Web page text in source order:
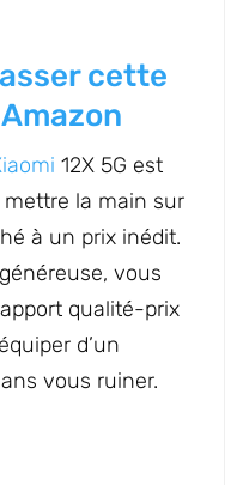
cette
12X 5G est
la main sur
à un prix inédit.
vous
qualité-prix
d’un
vous ruiner.